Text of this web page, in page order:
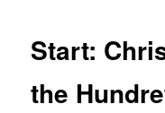
Start:
the